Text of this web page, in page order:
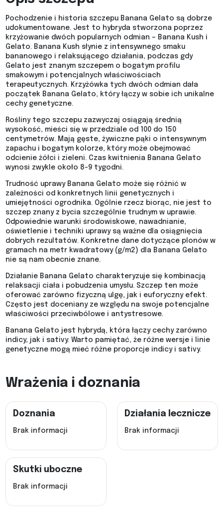
Pochodzenie i historia szczepu Banana Gelato są dobrze
udokumentowane. Jest to hybryda stworzona poprzez
krzyżowanie dwóch popularnych odmian – Banana Kush i
Gelato. Banana Kush słynie z intensywnego smaku
bananowego i relaksującego działania, podczas gdy
Gelato jest znanym szczepem o bogatym profilu
smakowym i potencjalnych właściwościach
terapeutycznych. Krzyżówka tych dwóch odmian dała
początek Banana Gelato, który łączy w sobie ich unikalne
cechy genetyczne.
Rośliny tego szczepu zazwyczaj osiągają średnią
wysokość, mieści się w przedziale od 100 do 150
centymetrów. Mają gęste, żywiczne pąki o intensywnym
zapachu i bogatym kolorze, który może obejmować
odcienie żółci i zieleni. Czas kwitnienia Banana Gelato
wynosi zwykle około 8-9 tygodni.
Trudność uprawy Banana Gelato może się różnić w
zależności od konkretnych linii genetycznych i
umiejętności ogrodnika. Ogólnie rzecz biorąc, nie jest to
szczep znany z bycia szczególnie trudnym w uprawie.
Odpowiednie warunki środowiskowe, nawadnianie,
oświetlenie i techniki uprawy są ważne dla osiągnięcia
dobrych rezultatów. Konkretne dane dotyczące plonów w
gramach na metr kwadratowy (g/m2) dla Banana Gelato
nie są nam obecnie znane.
Działanie Banana Gelato charakteryzuje się kombinacją
relaksacji ciała i pobudzenia umysłu. Szczep ten może
oferować zarówno fizyczną ulgę, jak i euforyczny efekt.
Często jest doceniany ze względu na swoje potencjalne
właściwości przeciwbólowe i antystresowe.
Banana Gelato jest hybrydą, która łączy cechy zarówno
indicy, jak i sativy. Warto pamiętać, że różne wersje i linie
genetyczne mogą mieć różne proporcje indicy i sativy.
Wrażenia i doznania
Doznania
Brak informacji
Działania lecznicze
Brak informacji
Skutki uboczne
Brak informacji